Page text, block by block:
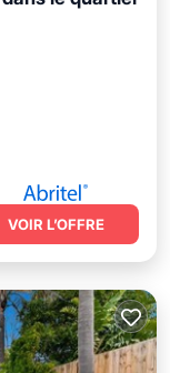
VOIR L’OFFRE